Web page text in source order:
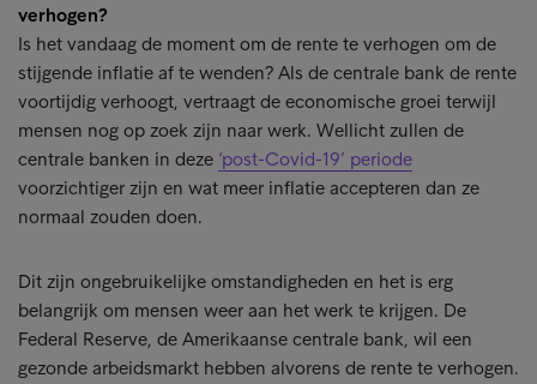
verhogen?
Is het vandaag de moment om de rente te verhogen om de
stijgende inflatie af te wenden? Als de centrale bank de rente
voortijdig verhoogt, vertraagt de economische groei terwijl
mensen nog op zoek zijn naar werk. Wellicht zullen de
centrale banken in deze ‘post-Covid-19’ periode
voorzichtiger zijn en wat meer inflatie accepteren dan ze
normaal zouden doen.
Dit zijn ongebruikelijke omstandigheden en het is erg
belangrijk om mensen weer aan het werk te krijgen. De
Federal Reserve, de Amerikaanse centrale bank, wil een
gezonde arbeidsmarkt hebben alvorens de rente te verhogen.